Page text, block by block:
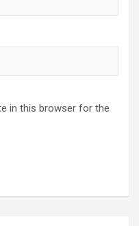
in this browser for the